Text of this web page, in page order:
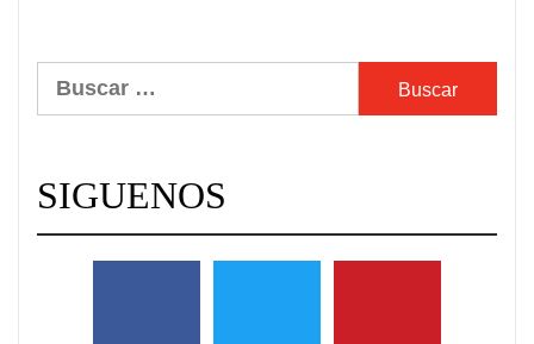
Buscar:
SIGUENOS